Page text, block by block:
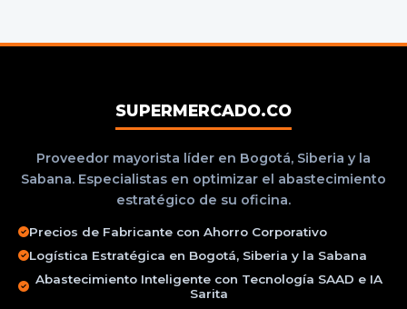
SUPERMERCADO.CO
Proveedor mayorista líder en Bogotá, Siberia y la
Sabana. Especialistas en optimizar el abastecimiento
estratégico de su oficina.
Precios de Fabricante con Ahorro Corporativo
Logística Estratégica en Bogotá, Siberia y la Sabana
Abastecimiento Inteligente con Tecnología SAAD e IA
Sarita